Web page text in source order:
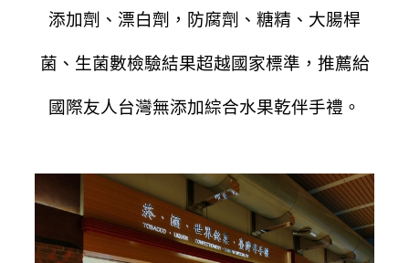
添加劑、漂白劑，防腐劑、糖精、大腸桿
菌、生菌數檢驗結果超越國家標準，推薦給
國際友人台灣無添加綜合水果乾伴手禮。